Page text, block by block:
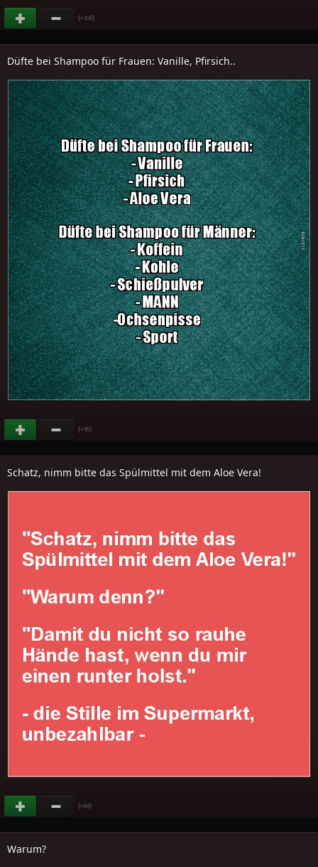
(+106)
Düfte bei Shampoo für Frauen: Vanille, Pfirsich..
(+45)
Schatz, nimm bitte das Spülmittel mit dem Aloe Vera!
(+64)
Warum?